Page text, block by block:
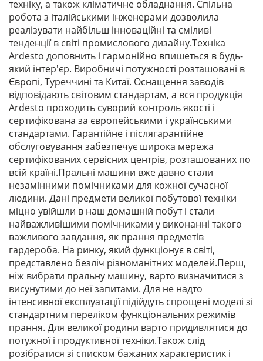
техніку, а також кліматичне обладнання. Спільна
робота з італійськими інженерами дозволила
реалізувати найбільш інноваційні та сміливі
тенденції в світі промислового дизайну.Техніка
Ardesto доповнить і гармонійно впишеться в будь-
який інтер'єр. Виробничі потужності розташовані в
Європі, Туреччині та Китаї. Оснащення заводів
відповідають світовим стандартам, а вся продукція
Ardesto проходить суворий контроль якості і
сертифікована за європейськими і українськими
стандартами. Гарантійне і післягарантійне
обслуговування забезпечує широка мережа
сертифікованих сервісних центрів, розташованих по
всій країні.Пральні машини вже давно стали
незамінними помічниками для кожної сучасної
людини. Дані предмети великої побутової техніки
міцно увійшли в наш домашній побут і стали
найважливішими помічниками у виконанні такого
важливого завдання, як прання предметів
гардероба. На ринку, який функціонує в світі,
представлено безліч різноманітних моделей.Перш,
ніж вибрати пральну машину, варто визначитися з
висунутими до неї запитами. Для не надто
інтенсивної експлуатації підійдуть спрощені моделі зі
стандартним переліком функціональних режимів
прання. Для великої родини варто придивлятися до
потужної і продуктивної техніки.Також слід
розібратися зі списком бажаних характеристик і